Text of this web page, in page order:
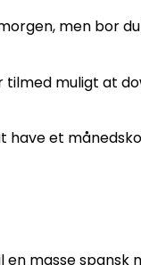
men bor
muligt at
et
masse spansk